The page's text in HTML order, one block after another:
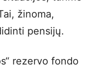
žinoma,
pensijų.
rezervo fondo